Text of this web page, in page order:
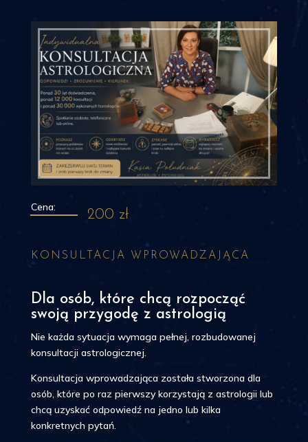
200 zł
KONSULTACJA WPROWADZAJĄCA
Dla osób, które chcą rozpocząć
swoją przygodę z astrologią
Nie każda sytuacja wymaga pełnej, rozbudowanej
konsultacji astrologicznej.
Konsultacja wprowadzająca została stworzona dla
osób, które po raz pierwszy korzystają z astrologii lub
chcą uzyskać odpowiedź na jedno lub kilka
konkretnych pytań.